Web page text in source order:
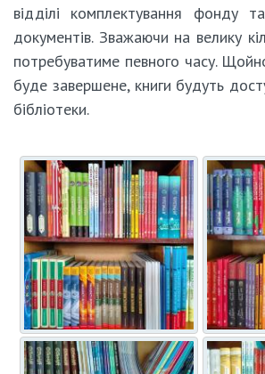
відділі комплектування фонду та
документів. Зважаючи на велику
потребуватиме певного часу.
буде завершене, книги будуть
бібліотеки.